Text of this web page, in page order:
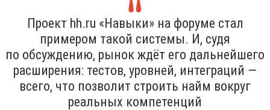
Проект hh.ru «Навыки» на форуме стал
примером такой системы. И, судя
по обсуждению, рынок ждёт его дальнейшего
расширения: тестов, уровней, интеграций —
всего, что позволит строить найм вокруг
реальных компетенций